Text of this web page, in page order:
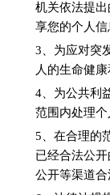
机关依法提
享您的个人信
3、为应对突
人的生命健康
4、为公共利
范围内处理个
5、在合理的
已经合法公
公开等渠道合